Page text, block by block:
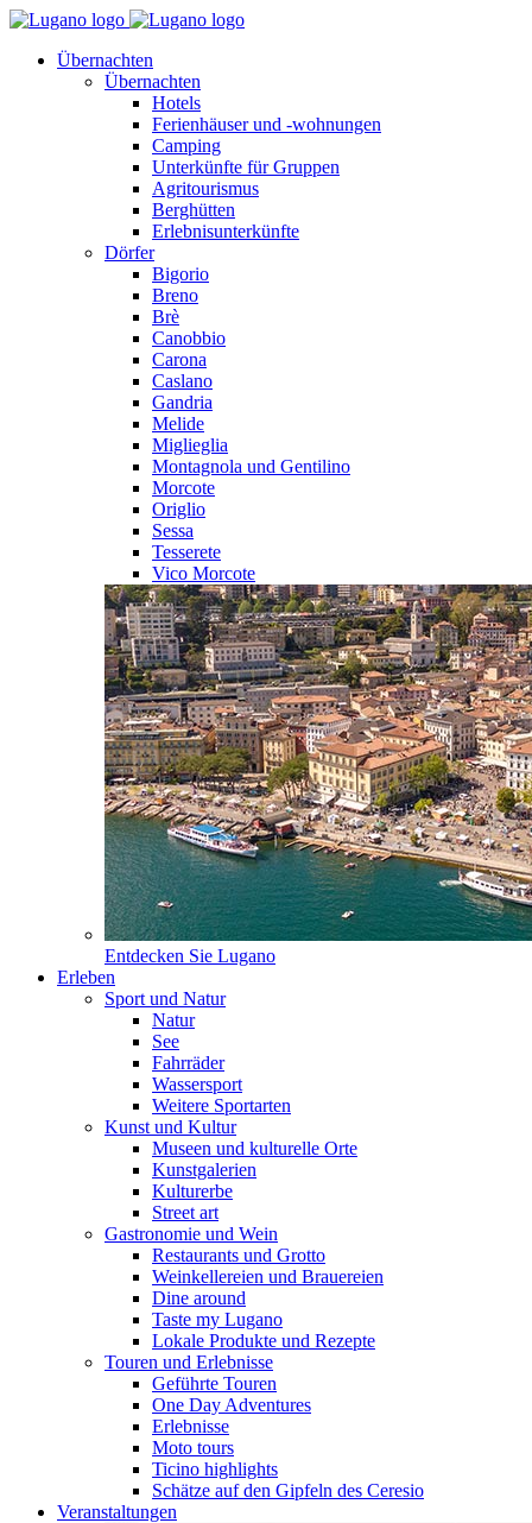
Übernachten
Übernachten
Hotels
Ferienhäuser und -wohnungen
Camping
Unterkünfte für Gruppen
Agritourismus
Berghütten
Erlebnisunterkünfte
Dörfer
Bigorio
Breno
Brè
Canobbio
Carona
Caslano
Gandria
Melide
Miglieglia
Montagnola und Gentilino
Morcote
Origlio
Sessa
Tesserete
Vico Morcote
Entdecken Sie Lugano
Erleben
Sport und Natur
Natur
See
Fahrräder
Wassersport
Weitere Sportarten
Kunst und Kultur
Museen und kulturelle Orte
Kunstgalerien
Kulturerbe
Street art
Gastronomie und Wein
Restaurants und Grotto
Weinkellereien und Brauereien
Dine around
Taste my Lugano
Lokale Produkte und Rezepte
Touren und Erlebnisse
Geführte Touren
One Day Adventures
Erlebnisse
Moto tours
Ticino highlights
Schätze auf den Gipfeln des Ceresio
Veranstaltungen